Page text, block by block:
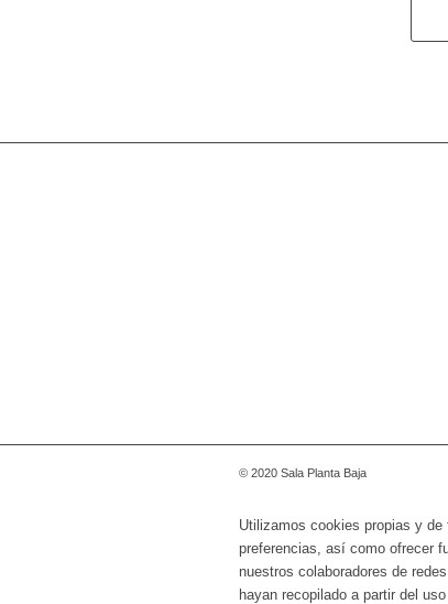
© 2020 Sala Planta Baja
Utilizamos cookies propias y
preferencias, así como ofrecer
nuestros colaboradores de
hayan recopilado a partir del